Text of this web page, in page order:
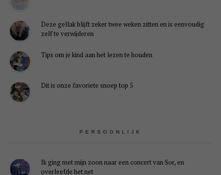
Deze gellak blijft zeker twee weken zitten en is eenvoudig
zelf te verwijderen
Tips om je kind aan het lezen te houden
Dit is onze favoriete snoep top 5
PERSOONLIJK
Ik ging met mijn zoon naar een concert van Sor, en
overleefde het net